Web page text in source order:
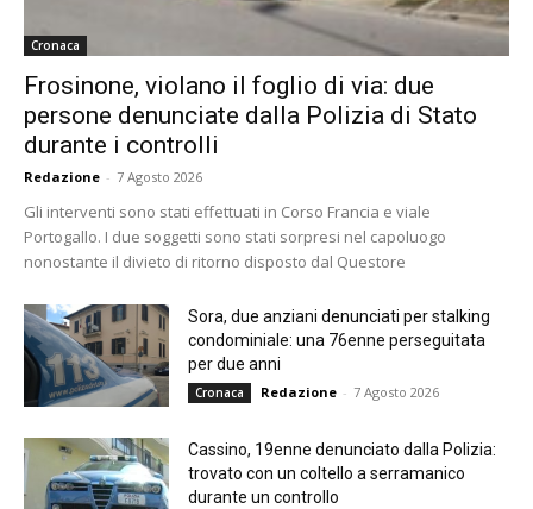
Cronaca
Frosinone, violano il foglio di via: due
persone denunciate dalla Polizia di Stato
durante i controlli
Redazione - 7 Agosto 2026
Gli interventi sono stati effettuati in Corso Francia e viale
Portogallo. I due soggetti sono stati sorpresi nel capoluogo
nonostante il divieto di ritorno disposto dal Questore
Sora, due anziani denunciati per stalking
condominiale: una 76enne perseguitata
per due anni
Cronaca Redazione - 7 Agosto 2026
Cassino, 19enne denunciato dalla Polizia:
trovato con un coltello a serramanico
durante un controllo